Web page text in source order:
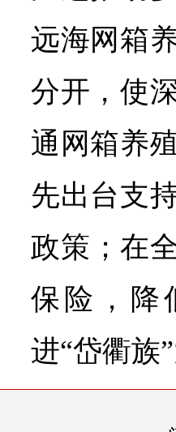
远海网箱
分开，使
通网箱养
先出台支
政策；在
保险，降
进“岱衢